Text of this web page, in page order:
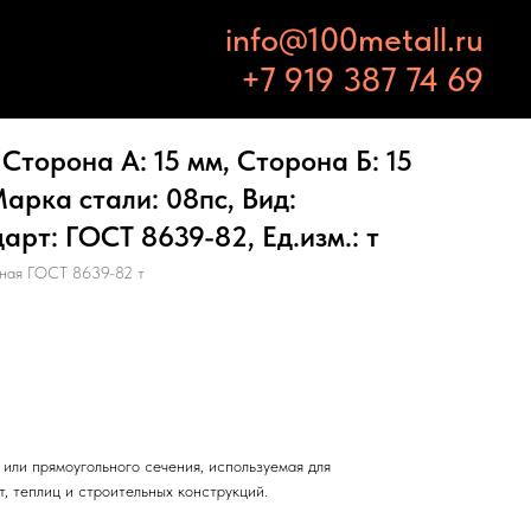
info@100metall.ru
+7 919 387 74 69
А: 15 мм, Сторона Б: 15
стали: 08пс, Вид:
ГОСТ 8639-82, Ед.изм.: т
ГОСТ 8639-82 т
прямоугольного сечения, используемая для
теплиц и строительных конструкций.